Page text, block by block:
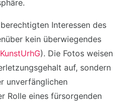
Interessen des
kein überwiegendes
). Die Fotos weisen
auf, sondern
unverfänglichen
Rolle eines fürsorgenden